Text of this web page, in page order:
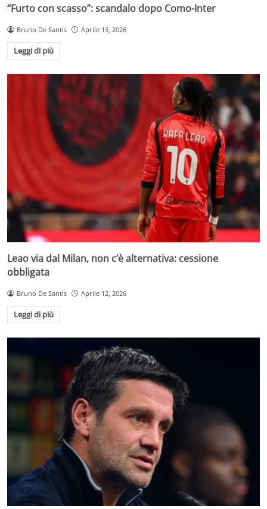
“Furto con scasso”: scandalo dopo Como-Inter
Bruno De Santis Aprile 13, 2026
Leggi di più
Leao via dal Milan, non c’è alternativa: cessione
obbligata
Bruno De Santis Aprile 12, 2026
Leggi di più